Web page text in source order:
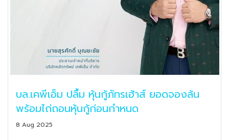
บล.เคพีเอ็ม ปลื้ม หุ้นกู้ภัทรเฮ้าส์ ยอดจองล้น
พร้อมไถ่ถอนหุ้นกู้ก่อนกำหนด
8 Aug 2025